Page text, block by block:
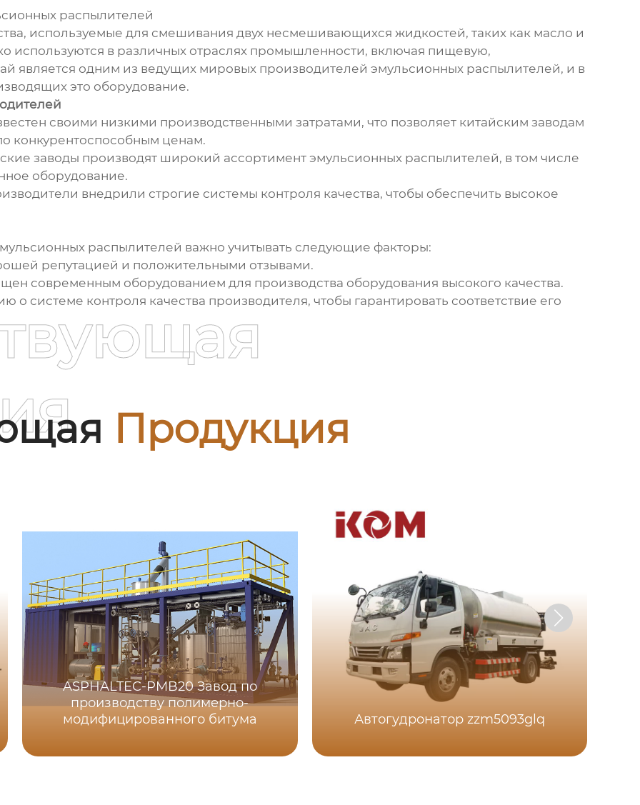
распылителей
используемые для смешивания двух несмешивающихся жидкостей, таких как масло и
используются в различных отраслях промышленности, включая пищевую,
является одним из ведущих мировых производителей эмульсионных распылителей, и в
это оборудование.
своими низкими производственными затратами, что позволяет китайским заводам
конкурентоспособным ценам.
заводы производят широкий ассортимент эмульсионных распылителей, в том числе
оборудование.
внедрили строгие системы контроля качества, чтобы обеспечить высокое
распылителей важно учитывать следующие факторы:
репутацией и положительными отзывами.
современным оборудованием для производства оборудования высокого качества.
о системе контроля качества производителя, чтобы гарантировать соответствие его
Продукция
ASPHALTEC-PMB20 Завод по
производству полимерно-
модифицированного битума
Автогудронатор zzm5093glq